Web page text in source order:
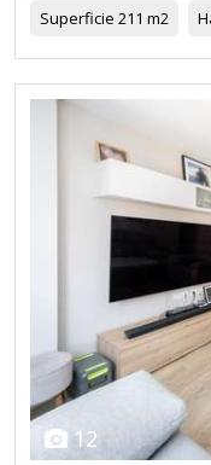
Superficie 211 m2
12